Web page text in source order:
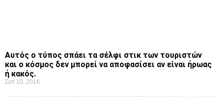
Αυτός ο τύπος σπάει τα σέλφι στικ των τουριστών
και ο κόσμος δεν μπορεί να αποφασίσει αν είναι ήρωας
ή κακός.
Σεπ 10, 2016